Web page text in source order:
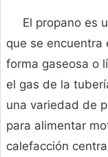
El propano es
que se encuentra
forma gaseosa o
el gas de la
una variedad de
para alimentar
calefacción